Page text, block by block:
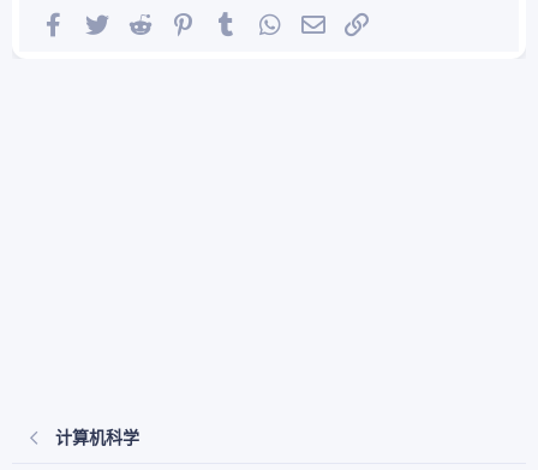
Facebook
Twitter Reddit Pinterest
Tumblr WhatsApp
邮件
计算机科学